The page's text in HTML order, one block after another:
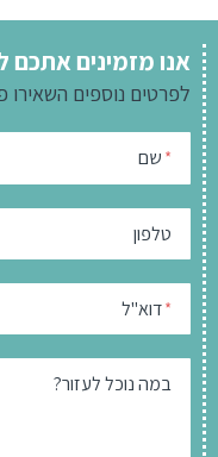
אנו מזמינים אתכם
לפרטים נוספים השאירו
* שם
טלפון
*דוא"ל
במה נוכל לעזור?